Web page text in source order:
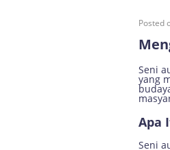
Posted
Seni
yang
Apa
Seni